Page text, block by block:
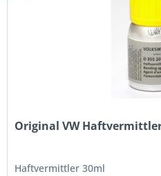
Original VW
Haftvermittler 30ml